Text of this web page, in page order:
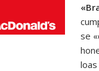
se
loas